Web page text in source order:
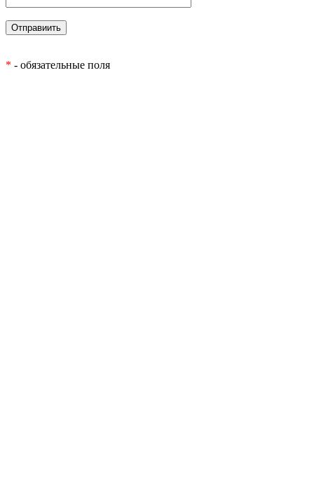
* - обязательные поля